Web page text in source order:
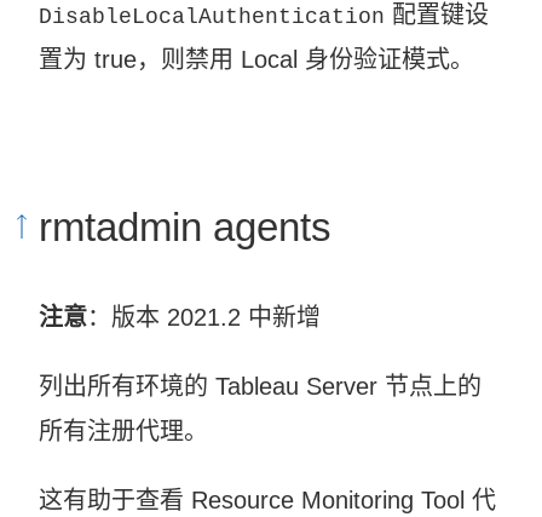
DisableLocalAuthentication 配置键设
置为 true，则禁用 Local 身份验证模式。
rmtadmin agents
注意：版本 2021.2 中新增
列出所有环境的 Tableau Server 节点上的
所有注册代理。
这有助于查看 Resource Monitoring Tool 代